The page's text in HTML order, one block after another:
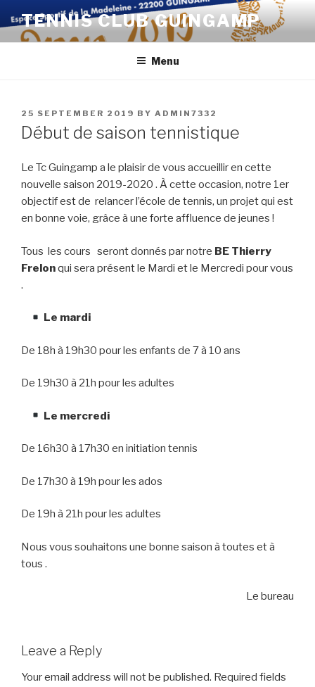
to
content
TENNIS CLUB GUINGAMP
Menu
POSTED
ON
25 SEPTEMBER 2019 BY ADMIN7332
Début de saison tennistique
Le Tc Guingamp a le plaisir de vous accueillir en cette
nouvelle saison 2019-2020 . À cette occasion, notre 1er
objectif est de relancer l’école de tennis, un projet qui est
en bonne voie, grâce à une forte affluence de jeunes !
Tous les cours seront donnés par notre BE Thierry
Frelonqui sera présent le Mardi et le Mercredi pour vous
.
Le mardi
De 18h à 19h30 pour les enfants de 7 à 10 ans
De 19h30 à 21h pour les adultes
Le mercredi
De 16h30 à 17h30 en initiation tennis
De 17h30 à 19h pour les ados
De 19h à 21h pour les adultes
Nous vous souhaitons une bonne saison à toutes et à
tous .
Le bureau
Leave a Reply
Your email address will not be published. Required fields